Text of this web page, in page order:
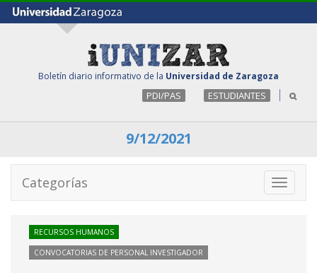
Boletín diario informativo de la Universidad de Zaragoza
PDI/PAS ESTUDIANTES
9/12/2021
Toggle
Categorías
RECURSOS HUMANOS
CONVOCATORIAS DE PERSONAL INVESTIGADOR